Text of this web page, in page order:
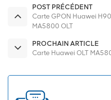
POST PRÉCÉDENT
Carte GPON Huawei
MA5800 OLT
PROCHAIN ARTICLE
Carte Huawei OLT